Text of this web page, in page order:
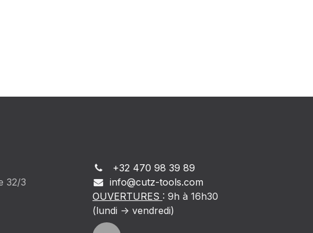
32/3
+32 470 98 39 89
info@cutz-tools.com
OUVERTURES : 9h à 16h30
(lundi -> vendredi)